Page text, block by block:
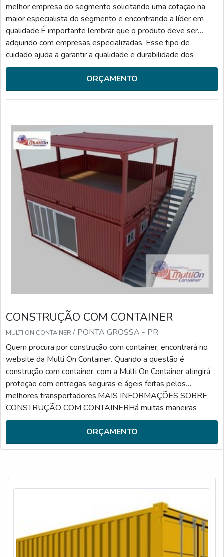
melhor empresa do segmento solicitando uma cotação na
maior especialista do segmento e encontrando a líder em
qualidade.É importante lembrar que o produto deve ser
adquirido com empresas especializadas. Esse tipo de
cuidado ajuda a garantir a qualidade e durabilidade dos
materiais, além de evitar prejuízos com substituições
frequentes de peças defeituosas. Assim, é possível poupar
ga...
ORÇAMENTO
CONSTRUÇÃO COM CONTAINER
MULTI ON CONTAINER / PONTA GROSSA - PR
Quem procura por construção com container, encontrará no
website da Multi On Container. Quando a questão é
construção com container, com a Multi On Container atingirá
proteção com entregas seguras e ágeis feitas pelos
melhores transportadores.MAIS INFORMAÇÕES SOBRE
CONSTRUÇÃO COM CONTAINERHá muitas maneiras
eficientes de demonstrar competência e excelência em sua
área de atuação. A Multi On Container foca seus esforços em
proporcionar a...
ORÇAMENTO